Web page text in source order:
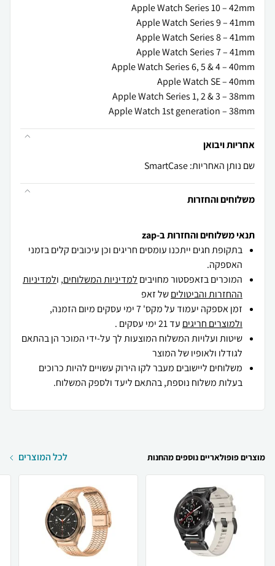
Apple Watch 1st generation – 38mm
אחריות ויבואן
שם נותן האחריות: SmartCase
משלוחים והחזרות
תנאי משלוחים והחזרות ב-zap
בתקופת חגים ייתכנו עומסים חריגים וכן עיכובים קלים בזמני
האספקה.
המוכרים בזאפסטור מחויבים למדיניות המשלוחים, ולמדיניות
ההחזרות והביטוליםשל זאפ
זמן אספקה יעמוד על מקס' 7 ימי עסקים מיום הזמנה,
ולמוצרים חריגים עד 21 ימי עסקים .
שיטות ועלויות המשלוח המוצעות לך על-ידי המוכר הן בהתאם
לגודלו ולאופיו של המוצר
משלוחים ליישובים מעבר לקו הירוק עשויים להיות כרוכים
בעלות משלוח נוספת, בהתאם ליעד ולספק המשלוח.
מוצרים פופולאריים נוספים מהחנות לכל המוצרים